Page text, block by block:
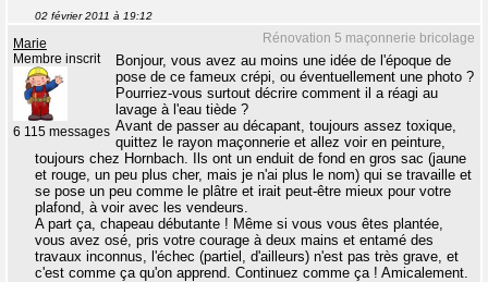
02 février 2011 à 19:12
Rénovation 5 maçonnerie bricolage
Marie
Membre inscrit
6 115 messages
Bonjour, vous avez au moins une idée de l'époque de
pose de ce fameux crépi, ou éventuellement une photo ?
Pourriez-vous surtout décrire comment il a réagi au
lavage à l'eau tiède ?
Avant de passer au décapant, toujours assez toxique,
quittez le rayon maçonnerie et allez voir en peinture,
toujours chez Hornbach. Ils ont un enduit de fond en gros sac (jaune
et rouge, un peu plus cher, mais je n'ai plus le nom) qui se travaille et
se pose un peu comme le plâtre et irait peut-être mieux pour votre
plafond, à voir avec les vendeurs.
A part ça, chapeau débutante ! Même si vous vous êtes plantée,
vous avez osé, pris votre courage à deux mains et entamé des
travaux inconnus, l'échec (partiel, d'ailleurs) n'est pas très grave, et
c'est comme ça qu'on apprend. Continuez comme ça ! Amicalement.